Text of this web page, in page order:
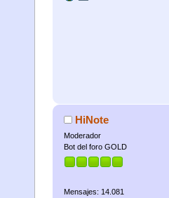
HiNote
Moderador
Bot del foro GOLD
Mensajes: 14.081